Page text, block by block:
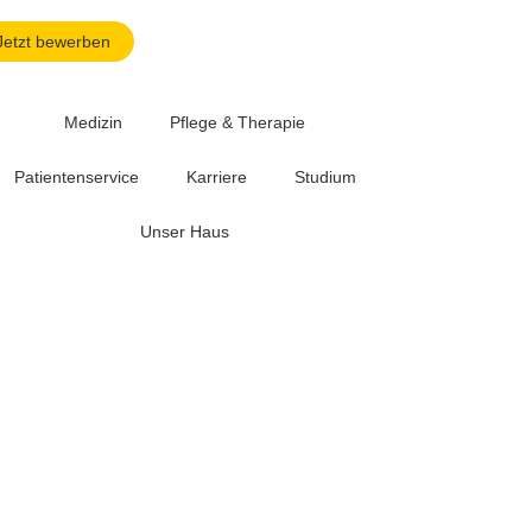
bewerben
Medizin Pflege & Therapie
Patientenservice Karriere Studium
Unser Haus